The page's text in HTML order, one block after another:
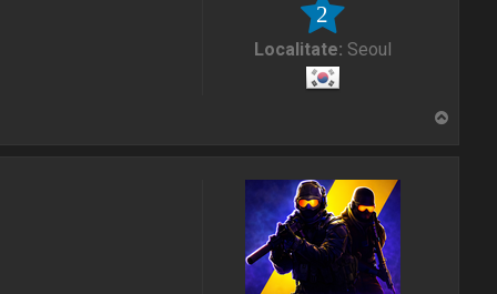
2
Localitate: Seoul